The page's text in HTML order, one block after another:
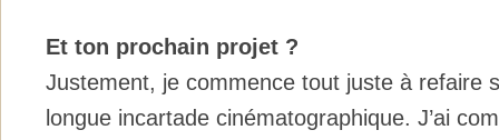
Et ton prochain projet ?
Justement, je commence tout juste à refaire
longue incartade cinématographique. J’ai